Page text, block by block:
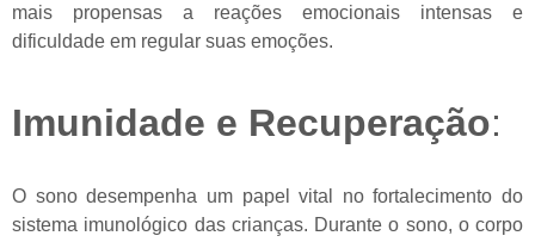
mais propensas a reações emocionais intensas e
dificuldade em regular suas emoções.
Imunidade e Recuperação:
O sono desempenha um papel vital no fortalecimento do
sistema imunológico das crianças. Durante o sono, o corpo